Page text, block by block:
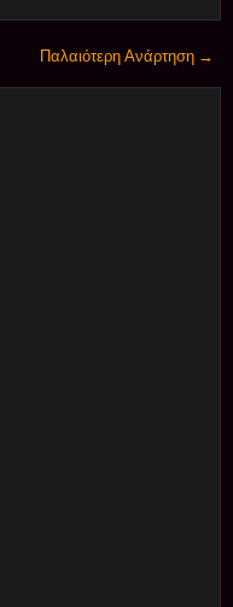
Παλαιότερη Ανάρτηση →